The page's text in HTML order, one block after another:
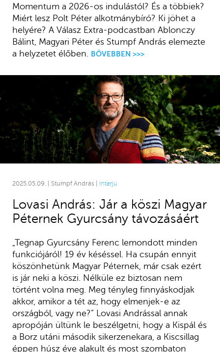
2025.05.09. | Stumpf András | Interjú
Lovasi András: Jár a köszi Magyar
Péternek Gyurcsány távozásáért
„Tegnap Gyurcsány Ferenc lemondott minden
funkciójáról! 19 év késéssel. Ha csupán ennyit
köszönhetünk Magyar Péternek, már csak ezért
is jár neki a köszi. Nélküle ez biztosan nem
történt volna meg. Meg tényleg finnyáskodjak
akkor, amikor a tét az, hogy elmenjek-e az
országból, vagy ne?” Lovasi Andrással annak
apropóján ültünk le beszélgetni, hogy a Kispál és
a Borz utáni második sikerzenekara, a Kiscsillag
éppen húsz éve alakult és most szombaton
Momentum a 2026-os indulástól? És a többiek?
Miért lesz Polt Péter alkotmánybíró? Ki jöhet a
helyére? A Válasz Extra-podcastban Ablonczy
Bálint, Magyari Péter és Stumpf András elemezte
a helyzetet élőben.
BŐVEBBEN >>>